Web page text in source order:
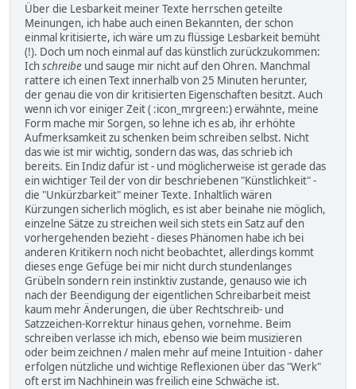
Über die Lesbarkeit meiner Texte herrschen geteilte
Meinungen, ich habe auch einen Bekannten, der schon
einmal kritisierte, ich wäre um zu flüssige Lesbarkeit bemüht
(!). Doch um noch einmal auf das künstlich zurückzukommen:
Ichschreibe und sauge mir nicht auf den Ohren. Manchmal
rattere ich einen Text innerhalb von 25 Minuten herunter,
der genau die von dir kritisierten Eigenschaften besitzt. Auch
wenn ich vor einiger Zeit ( :icon_mrgreen:) erwähnte, meine
Form mache mir Sorgen, so lehne ich es ab, ihr erhöhte
Aufmerksamkeit zu schenken beim schreiben selbst. Nicht
das wie ist mir wichtig, sondern das was, das schrieb ich
bereits. Ein Indiz dafür ist - und möglicherweise ist gerade das
ein wichtiger Teil der von dir beschriebenen "Künstlichkeit" -
die "Unkürzbarkeit" meiner Texte. Inhaltlich wären
Kürzungen sicherlich möglich, es ist aber beinahe nie möglich,
einzelne Sätze zu streichen weil sich stets ein Satz auf den
vorhergehenden bezieht - dieses Phänomen habe ich bei
anderen Kritikern noch nicht beobachtet, allerdings kommt
dieses enge Gefüge bei mir nicht durch stundenlanges
Grübeln sondern rein instinktiv zustande, genauso wie ich
nach der Beendigung der eigentlichen Schreibarbeit meist
kaum mehr Änderungen, die über Rechtschreib- und
Satzzeichen-Korrektur hinaus gehen, vornehme. Beim
schreiben verlasse ich mich, ebenso wie beim musizieren
oder beim zeichnen / malen mehr auf meine Intuition - daher
erfolgen nützliche und wichtige Reflexionen über das "Werk"
oft erst im Nachhinein was freilich eine Schwäche ist.